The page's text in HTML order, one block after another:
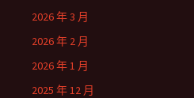
2026 年 3 月
2026 年 2 月
2026 年 1 月
2025 年 12 月